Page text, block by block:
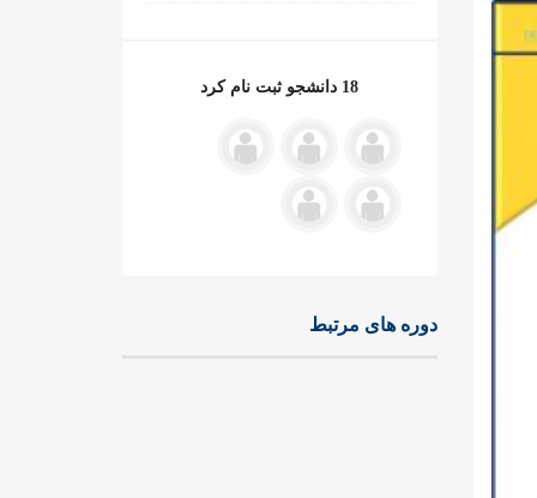
18 دانشجو ثبت نام کرد
دوره های مرتبط